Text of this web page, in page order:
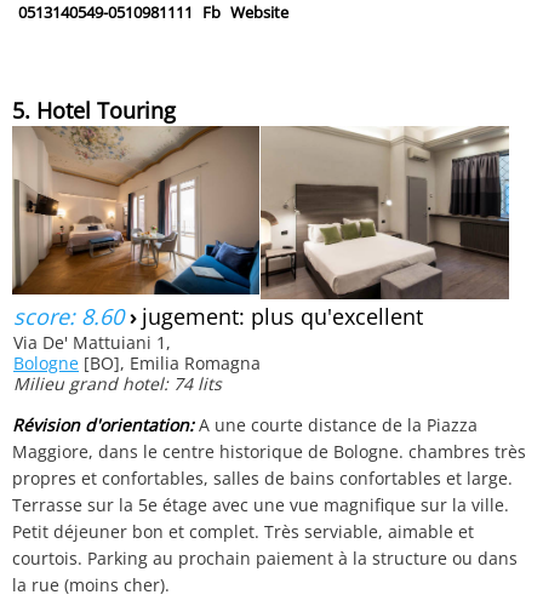
0513140549-0510981111 Fb Website
5. Hotel Touring
score: 8.60› jugement: plus qu'excellent
Via De' Mattuiani 1,
Bologne [BO], Emilia Romagna
Milieu grand hotel: 74 lits
Révision d'orientation:A une courte distance de la Piazza
Maggiore, dans le centre historique de Bologne. chambres très
propres et confortables, salles de bains confortables et large.
Terrasse sur la 5e étage avec une vue magnifique sur la ville.
Petit déjeuner bon et complet. Très serviable, aimable et
courtois. Parking au prochain paiement à la structure ou dans
la rue (moins cher).